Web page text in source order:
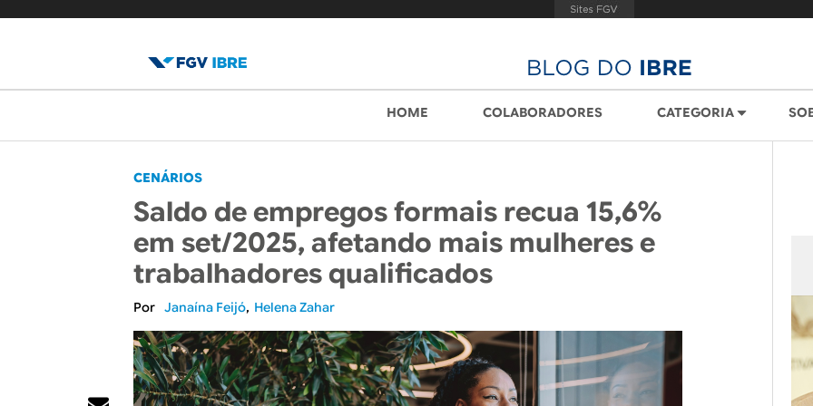
l
o
g
d
o
I
B
u
p
r
i
n
c
i
p
HOME COLABORADORES CATEGORIA
CENÁRIOS
Saldo de empregos formais recua 15,6%
em set/2025, afetando mais mulheres e
trabalhadores qualificados
Janaína Feijó Helena Zahar